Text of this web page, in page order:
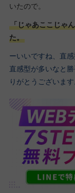
いたので。
「じゃあここじゃ
た。
ーいいですね、直
直感型が多いなと
りがとうございます